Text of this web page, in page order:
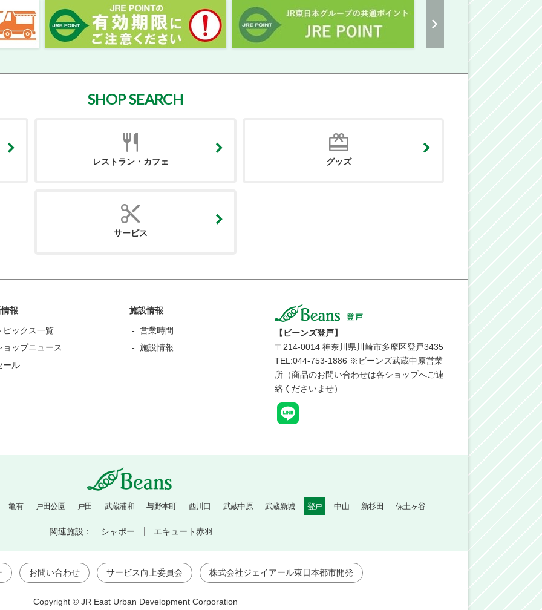
SHOP SEARCH
レストラン・カフェ グッズ
サービス
報
ピックス一覧
ョップニュース
ール
施設情報
営業時間
施設情報
【ビーンズ登戸】
〒 214-0014 神奈川県川崎市多摩区登戸3435
TEL:044-753-1886 ※ビーンズ武蔵中原営業
所（商品のお問い合わせは各ショップへご連
絡くださいませ）
亀有 戸田公園 戸田 武蔵浦和 与野本町 西川口 武蔵中原 武蔵新城 登戸 中山 新杉田 保土ヶ谷
関連施設： シャポー エキュート赤羽
お問い合わせ サービス向上委員会 株式会社ジェイアール東日本都市開発
Copyright © JR East Urban Development Corporation